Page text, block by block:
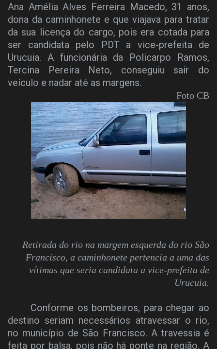
Ana Amélia Alves Ferreira Macedo, 31 anos,
dona da caminhonete e que viajava para tratar
da sua licença do cargo, pois era cotada para
ser candidata pelo PDT a vice-prefeita de
Urucuia. A funcionária da Policarpo Ramos,
Tercina Pereira Neto, conseguiu sair do
veículo e nadar até as margens.
Foto CB
Retirada do rio na margem esquerda do rio São
Francisco, a caminhonete pertencia a uma das
vítimas que seria candidata a vice-prefeita de
Urucuia.
Conforme os bombeiros, para chegar ao
destino seriam necessários atravessar o rio,
no município de São Francisco. A travessia é
feita por balsa, pois não há ponte na região. A